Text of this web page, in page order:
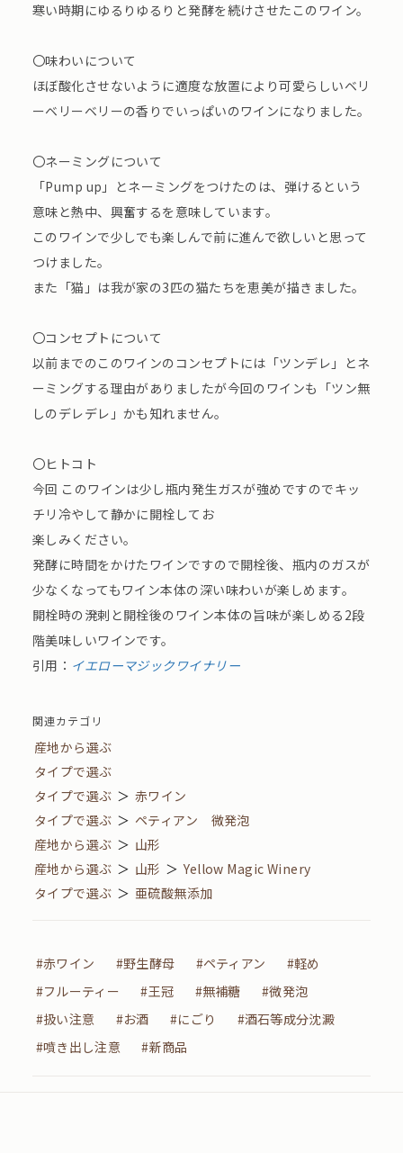
寒い時期にゆるりゆるりと発酵を続けさせたこのワイン。
〇味わいについて
ほぼ酸化させないように適度な放置により可愛らしいベリ
ーベリーベリーの⾹りでいっぱいのワインになりました。
〇ネーミングについて
「Pump up」とネーミングをつけたのは、弾けるという
意味と熱中、興奮するを意味しています。
このワインで少しでも楽しんで前に進んで欲しいと思って
つけました。
また「猫」は我が家の3匹の猫たちを恵美が描きました。
〇コンセプトについて
以前までのこのワインのコンセプトには「ツンデレ」とネ
ーミングする理由がありましたが今回のワインも「ツン無
しのデレデレ」かも知れません。
〇ヒトコト
今回 このワインは少し瓶内発⽣ガスが強めですのでキッ
チリ冷やして静かに開栓してお
楽しみください。
発酵に時間をかけたワインですので開栓後、瓶内のガスが
少なくなってもワイン本体の深い味わいが楽しめます。
開栓時の溌剌と開栓後のワイン本体の旨味が楽しめる2段
階美味しいワインです。
引用： イエローマジックワイナリー
関連カテゴリ
産地から選ぶ
タイプで選ぶ
タイプで選ぶ ＞ 赤ワイン
タイプで選ぶ ＞ ペティアン 微発泡
産地から選ぶ ＞ 山形
産地から選ぶ ＞ 山形 ＞ Yellow Magic Winery
タイプで選ぶ ＞ 亜硫酸無添加
#赤ワイン #野生酵母 #ペティアン
#軽め
#フルーティー
#王冠 #無補糖
#微発泡
#扱い注意
#お酒 #にごり
#酒石等成分沈澱
#噴き出し注意
#新商品